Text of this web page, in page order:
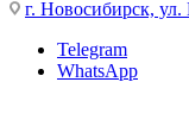
г. Новосибирск, ул.
Telegram
WhatsApp